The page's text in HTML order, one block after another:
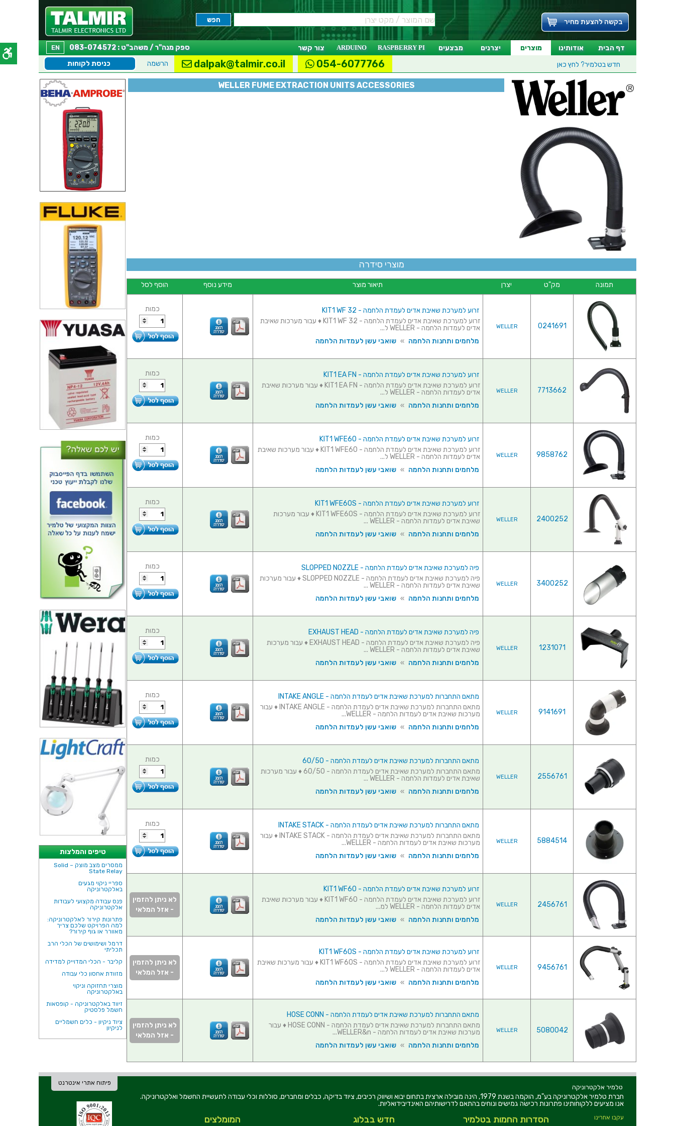
בקשה להצעת מחיר
דף הבית אודותינו מוצרים יצרנים מבצעים RASPBERRY PI
ARDUINO צור קשר EN
ספק מנה"ר / משהב"ט : 083-074572
חדש בטלמיר? לחץ כאן כניסת לקוחות הרשמה dalpak@talmir.co.il 054-6077766
טיפים והמלצות
ממסרים מצב מוצק – Solid
State Relay
ספריי ניקוי מגעים
באלקטרוניקה
פנס עבודה מקצועי לעבודות
אלקטרוניקה
פתרונות קירור לאלקטרוניקה:
למה הפרויקט שלכם צריך
מאוורר או גוף קירור?
דרמל ושימושים של הכלי הרב
תכליתי
קליבר - הכלי המדוייק למדידה
מזוודת אחסון כלי עבודה
מוצרי תחזוקה וניקוי
באלקטרוניקה
זיווד באלקטרוניקה - קופסאות
חשמל פלסטיק
ציוד ניקיון - כלים חשמליים
לניקיון
WELLER FUME EXTRACTION UNITS ACCESSORIES
מוצרי סידרה
תמונה מק"ט יצרן תיאור מוצר מידע נוסף הוסף לסל
0241691
WELLER
זרוע למערכת שאיבת אדים לעמדת הלחמה - KIT1 WF 32
זרוע למערכת שאיבת אדים לעמדת הלחמה - KIT1 WF 32 ♦ עבור מערכות שאיבת
אדים לעמדות הלחמה - WELLER ל...
מלחמים ותחנות הלחמה » שואבי עשן לעמדות הלחמה
כמות
7713662
WELLER
זרוע למערכת שאיבת אדים לעמדת הלחמה - KIT1 EA FN
זרוע למערכת שאיבת אדים לעמדת הלחמה - KIT1 EA FN ♦ עבור מערכות שאיבת
אדים לעמדות הלחמה - WELLER ל...
מלחמים ותחנות הלחמה » שואבי עשן לעמדות הלחמה
כמות
9858762
WELLER
זרוע למערכת שאיבת אדים לעמדת הלחמה - KIT1 WFE60
זרוע למערכת שאיבת אדים לעמדת הלחמה - KIT1 WFE60 ♦ עבור מערכות שאיבת
אדים לעמדות הלחמה - WELLER ל...
מלחמים ותחנות הלחמה » שואבי עשן לעמדות הלחמה
כמות
2400252
WELLER
זרוע למערכת שאיבת אדים לעמדת הלחמה - KIT1 WFE60S
זרוע למערכת שאיבת אדים לעמדת הלחמה - KIT1 WFE60S ♦ עבור מערכות
שאיבת אדים לעמדות הלחמה - WELLER ...
מלחמים ותחנות הלחמה » שואבי עשן לעמדות הלחמה
כמות
3400252
WELLER
פיה למערכת שאיבת אדים לעמדת הלחמה - SLOPPED NOZZLE
פיה למערכת שאיבת אדים לעמדת הלחמה - SLOPPED NOZZLE ♦ עבור מערכות
שאיבת אדים לעמדות הלחמה - WELLER ...
מלחמים ותחנות הלחמה » שואבי עשן לעמדות הלחמה
כמות
1231071
WELLER
פיה למערכת שאיבת אדים לעמדת הלחמה - EXHAUST HEAD
פיה למערכת שאיבת אדים לעמדת הלחמה - EXHAUST HEAD ♦ עבור מערכות
שאיבת אדים לעמדות הלחמה - WELLER ...
מלחמים ותחנות הלחמה » שואבי עשן לעמדות הלחמה
כמות
9141691
WELLER
מתאם התחברות למערכת שאיבת אדים לעמדת הלחמה - INTAKE ANGLE
מתאם התחברות למערכת שאיבת אדים לעמדת הלחמה - INTAKE ANGLE ♦ עבור
מערכות שאיבת אדים לעמדות הלחמה - WELLER...
מלחמים ותחנות הלחמה » שואבי עשן לעמדות הלחמה
כמות
2556761
WELLER
מתאם התחברות למערכת שאיבת אדים לעמדת הלחמה - 60/50
מתאם התחברות למערכת שאיבת אדים לעמדת הלחמה - 60/50 ♦ עבור מערכות
שאיבת אדים לעמדות הלחמה - WELLER ...
מלחמים ותחנות הלחמה » שואבי עשן לעמדות הלחמה
כמות
5884514
WELLER
מתאם התחברות למערכת שאיבת אדים לעמדת הלחמה - INTAKE STACK
מתאם התחברות למערכת שאיבת אדים לעמדת הלחמה - INTAKE STACK ♦ עבור
מערכות שאיבת אדים לעמדות הלחמה - WELLER...
מלחמים ותחנות הלחמה » שואבי עשן לעמדות הלחמה
כמות
2456761
WELLER
זרוע למערכת שאיבת אדים לעמדת הלחמה - KIT1 WF60
זרוע למערכת שאיבת אדים לעמדת הלחמה - KIT1 WF60 ♦ עבור מערכות שאיבת
אדים לעמדות הלחמה - WELLER למ...
מלחמים ותחנות הלחמה » שואבי עשן לעמדות הלחמה
לא ניתן להזמין
- אזל המלאי
9456761
WELLER
זרוע למערכת שאיבת אדים לעמדת הלחמה - KIT1 WF60S
זרוע למערכת שאיבת אדים לעמדת הלחמה - KIT1 WF60S ♦ עבור מערכות שאיבת
אדים לעמדות הלחמה - WELLER ל...
מלחמים ותחנות הלחמה » שואבי עשן לעמדות הלחמה
לא ניתן להזמין
- אזל המלאי
5080042
WELLER
מתאם התחברות למערכת שאיבת אדים לעמדת הלחמה - HOSE CONN
מתאם התחברות למערכת שאיבת אדים לעמדת הלחמה - HOSE CONN ♦ עבור
מערכות שאיבת אדים לעמדות הלחמה - WELLER&n...
מלחמים ותחנות הלחמה » שואבי עשן לעמדות הלחמה
לא ניתן להזמין
- אזל המלאי
פיתוח אתרי אינטרנט
טלמיר אלקטרוניקה
חברת טלמיר אלקטרוניקה בע"מ, הוקמה בשנת 1979, הינה מובילה ארצית בתחום יבוא ושיווק רכיבים, ציוד בדיקה, כבלים ומחברים, סוללות וכלי עבודה לתעשיית החשמל ואלקטרוניקה.
אנו מציעים ללקוחותינו פתרונות רכישה גמישים ונוחים בהתאם לדרישותיהם האינדיבידואליות.
עקבו אחרינו המומלצים חדש בבלוג הסדרות החמות בטלמיר